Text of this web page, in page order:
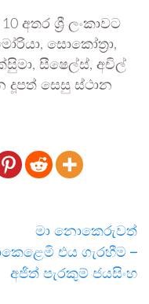
අතර ශ්‍රී ලංකාවට
සොකෝත්‍රා,
සීෂෙල්ස්, අචිල්
සෙසු ස්ථාන
මා නොකෙරුවත්
එය ගැරහීම –
අජිත් පැරකුම් ජයසිංහ